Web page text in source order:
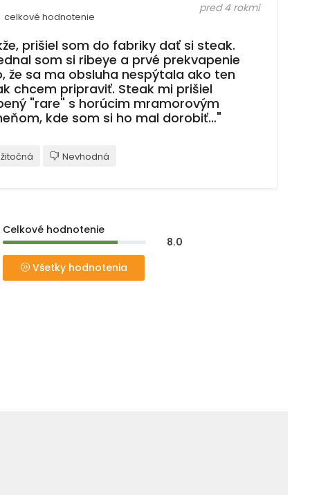
celkové hodnotenie
pred 4 rokmi
prišiel som do fabriky dať si steak.
som si ribeye a prvé prekvapenie
že sa ma obsluha nespýtala ako ten
chcem pripraviť. Steak mi prišiel
"rare" s horúcim mramorovým
kde som si ho mal dorobiť…"
Nevhodná
Celkové hodnotenie
8.0
Všetky hodnotenia